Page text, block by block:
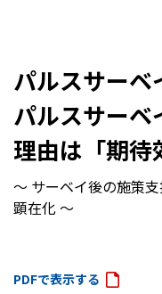
パルスサーベ
パルスサーベ
理由は「期待
～ サーベイ後の施策
顕在化 ～
PDFで表示する